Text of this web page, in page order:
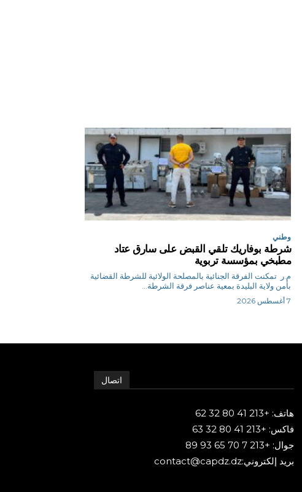
وطني
شرطة بوفاريك تلقي القبض على سارق عتاد
مطبخي بمؤسسة تربوية
م.ر تمكنت الفرقة الجنائية بالمصلحة الولائية للشرطة القضائية
بأمن ولاية البليدة بمعية عناصر فرقة الشرطة...
7 أغسطس 2026
اتصال
هاتف: +213 41 80 32 62
فاكس: +213 41 80 32 63
جوال: +213 7 70 65 93 89
بريد إلكتروني:contact@capdz.dz